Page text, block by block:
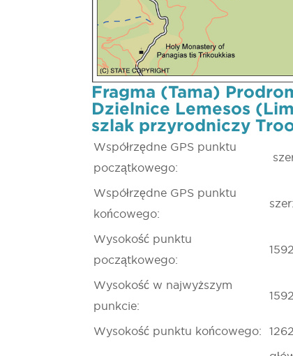
Fragma (Tama)
Dzielnice Lemesos
szlak przyrodniczy
Współrzędne GPS punktu
początkowego:
Współrzędne GPS punktu
końcowego:
Wysokość punktu
początkowego:
Wysokość w najwyższym
punkcie:
Wysokość punktu końcowego: